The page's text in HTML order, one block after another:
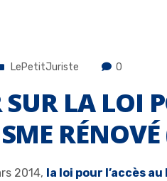
LePetitJuriste 0
SUR LA LOI
2014, la loi pour l’accès